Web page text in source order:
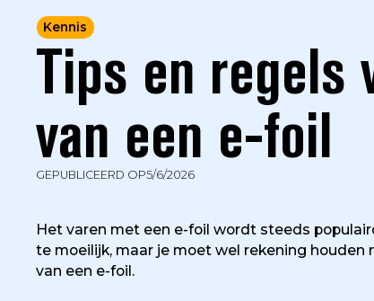
Kennis
Tips en regels
van een e-foil
GEPUBLICEERD OP5/6/2026
Het varen met een e-foil wordt steeds
te moeilijk, maar je moet wel rekening
van een e-foil.